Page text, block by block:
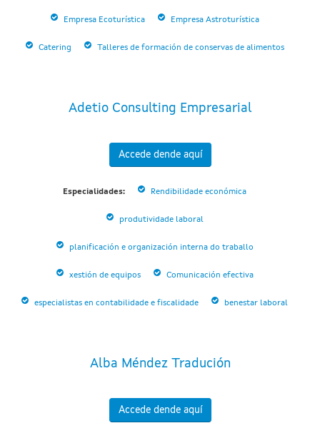
Empresa Ecoturística Empresa Astroturística
Catering Talleres de formación de conservas de alimentos
Adetio Consulting Empresarial
Accede dende aquí
Especialidades: Rendibilidade económica
produtividade laboral
planificación e organización interna do traballo
xestión de equipos Comunicación efectiva
especialistas en contabilidade e fiscalidade benestar laboral
Alba Méndez Tradución
Accede dende aquí